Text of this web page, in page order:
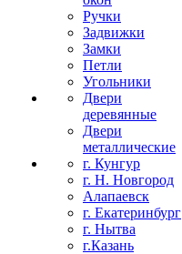
Ручки
Задвижки
Замки
Петли
Угольники
Двери
деревянные
Двери
металлические
г. Кунгур
г. Н. Новгород
Алапаевск
г. Екатеринбург
г. Нытва
г.Казань